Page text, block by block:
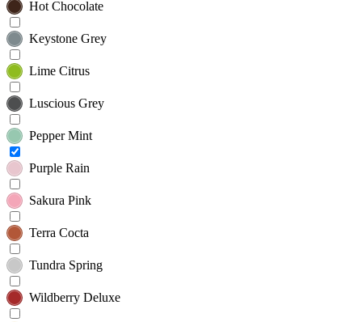
Hot Chocolate
Keystone Grey
Lime Citrus
Luscious Grey
Pepper Mint
Purple Rain
Sakura Pink
Terra Cocta
Tundra Spring
Wildberry Deluxe